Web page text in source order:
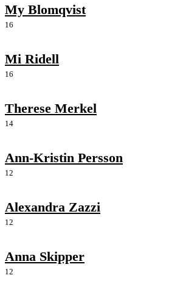
My Blomqvist
16
Mi Ridell
16
Therese Merkel
14
Ann-Kristin Persson
12
Alexandra Zazzi
12
Anna Skipper
12